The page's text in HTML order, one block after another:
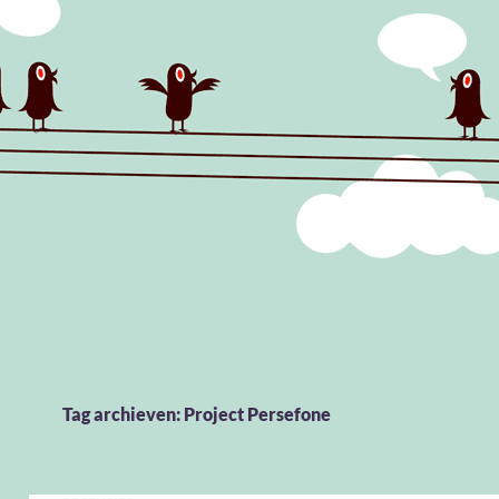
Tag archieven: Project Persefone